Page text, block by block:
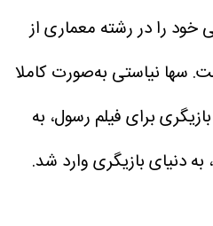
را در رشته معماری از
سها نیاستی به‌صورت کاملا
برای فیلم رسول، به
دنیای بازیگری وارد شد.